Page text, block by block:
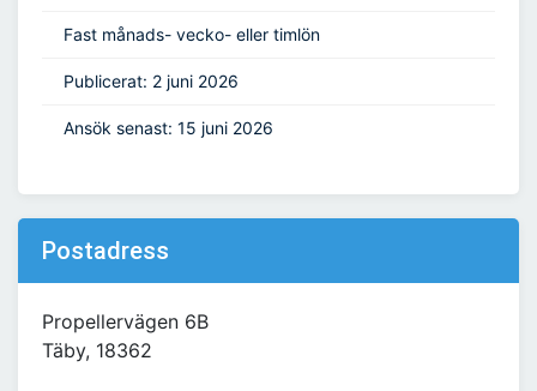
Fast månads- vecko- eller timlön
Publicerat: 2 juni 2026
Ansök senast: 15 juni 2026
Postadress
Propellervägen 6B
Täby, 18362